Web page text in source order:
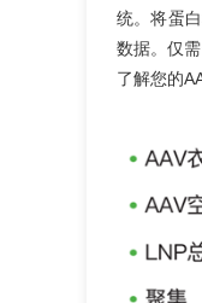
统。将蛋
数据。仅
了解您的